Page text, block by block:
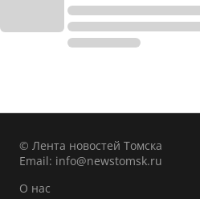
© Лента новостей Томска
Email: info@newstomsk.ru
О нас